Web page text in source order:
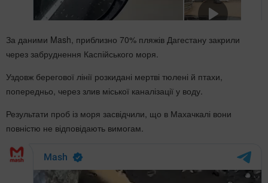
За даними Mash, приблизно 70% пляжів Дагестану закрили
через забруднення Каспійського моря.
Уздовж берегової лінії розкидані мертві тюлені й птахи,
попередньо, через злив міської каналізації у воду.
Результати проб із моря засвідчили, що в Махачкалі вони
повністю не відповідають вимогам.